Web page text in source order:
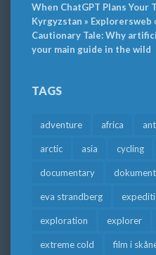
When ChatGPT Plans Your
Kyrgyzstan » Explorersweb
Cautionary Tale: Why
your main guide in the wild
TAGS
adventure africa
arctic asia cycling
documentary
eva strandberg
exploration explorer
extreme cold film i